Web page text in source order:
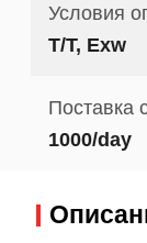
Условия
T/T, Exw
Поставка
1000/day